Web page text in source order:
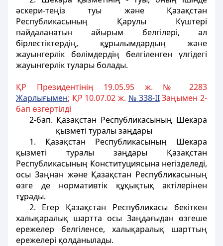
әскери-теңiз туы және Қазақстан
Республикасының Қарулы Күштерi
пайдаланатын айырым белгiлерi, ал
бiрлестiктердiң, құрылымдардың және
жауынгерлiк бөлiмдердiң белгiленген үлгiдегi
жауынгерлiк тулары болады.
ҚР Президентінің 19.05.95 ж. № 2283
Жарлығымен; ҚР 10.07.02 ж. № 338-IIЗаңымен 2-
бап өзгертiлдi
2-бап. Қазақстан Республикасының Шекара
қызметi туралы заңдары
1. Қазақстан Республикасының Шекара
қызметi туралы заңдары Қазақстан
Республикасының Конституциясына негiзделедi,
осы Заңнан және Қазақстан Республикасының
өзге де нормативтiк құқықтық актілерінен
тұрады.
2. Егер Қазақстан Республикасы бекiткен
халықаралық шартта осы Заңдағыдан өзгеше
ережелер белгiленсе, халықаралық шарттың
ережелерi қолданылады.